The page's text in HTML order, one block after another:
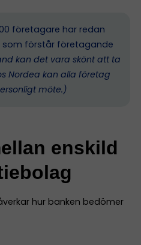
företagare har redan
som förstår företagande
kan det vara skönt att ta
Nordea kan alla företag
möte.)
enskild
hur banken bedömer